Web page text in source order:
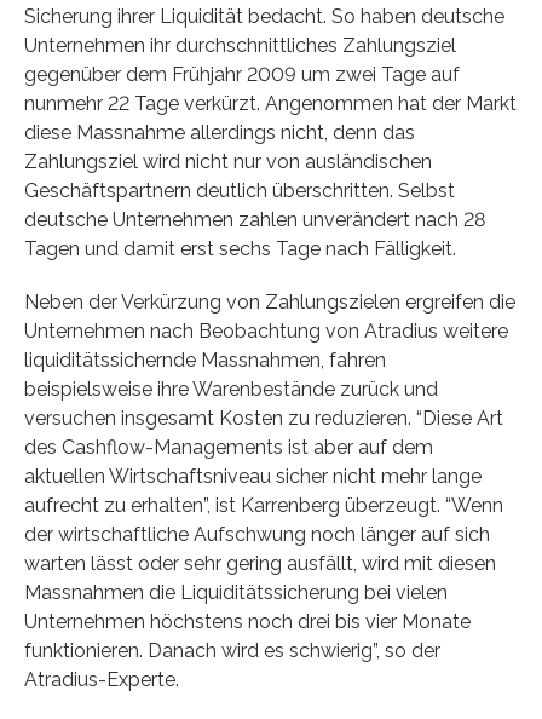
Sicherung ihrer Liquidität bedacht. So haben deutsche
Unternehmen ihr durchschnittliches Zahlungsziel
gegenüber dem Frühjahr 2009 um zwei Tage auf
nunmehr 22 Tage verkürzt. Angenommen hat der Markt
diese Massnahme allerdings nicht, denn das
Zahlungsziel wird nicht nur von ausländischen
Geschäftspartnern deutlich überschritten. Selbst
deutsche Unternehmen zahlen unverändert nach 28
Tagen und damit erst sechs Tage nach Fälligkeit.
Neben der Verkürzung von Zahlungszielen ergreifen die
Unternehmen nach Beobachtung von Atradius weitere
liquiditätssichernde Massnahmen, fahren
beispielsweise ihre Warenbestände zurück und
versuchen insgesamt Kosten zu reduzieren. “Diese Art
des Cashflow-Managements ist aber auf dem
aktuellen Wirtschaftsniveau sicher nicht mehr lange
aufrecht zu erhalten”, ist Karrenberg überzeugt. “Wenn
der wirtschaftliche Aufschwung noch länger auf sich
warten lässt oder sehr gering ausfällt, wird mit diesen
Massnahmen die Liquiditätssicherung bei vielen
Unternehmen höchstens noch drei bis vier Monate
funktionieren. Danach wird es schwierig”, so der
Atradius-Experte.